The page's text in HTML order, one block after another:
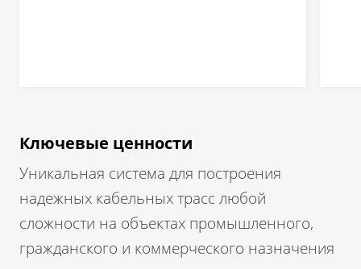
Ключевые ценности
Уникальная система для построения
надежных кабельных трасс любой
сложности на объектах промышленного,
гражданского и коммерческого назначения